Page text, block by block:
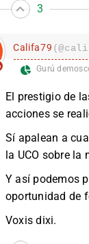
3
Califa79
Gurú
El prestigio de
acciones se
Sí apalean a
la UCO sobre la
Y así podemos
oportunidad de
Voxis dixi.